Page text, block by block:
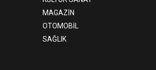
MAGAZİN
OTOMOBİL
SAĞLIK